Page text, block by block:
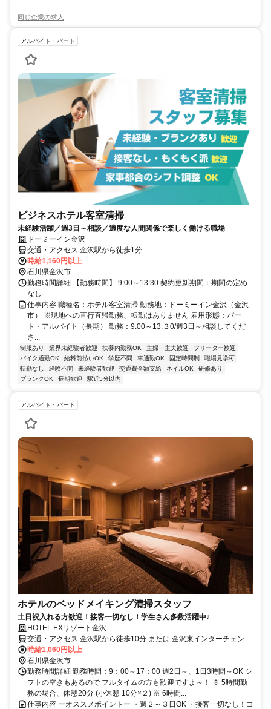
同じ企業の求人
アルバイト・パート
ビジネスホテル客室清掃
未経験活躍／週3日～相談／適度な人間関係で楽しく働ける職場
ドーミーイン金沢
交通・アクセス 金沢駅から徒歩1分
時給1,160円以上
石川県金沢市
勤務時間詳細 【勤務時間】 9:00～13:30 契約更新期間：期間の定め
なし
仕事内容 職種名：ホテル客室清掃 勤務地：ドーミーイン金沢（金沢
市） ※現地への直行直帰勤務、転勤はありません 雇用形態：パー
ト・アルバイト（長期） 勤務：9:00～13:３0/週3日～相談してくだ
さ...
制服あり 業界未経験者歓迎 扶養内勤務OK 主婦・主夫歓迎
フリーター歓迎
バイク通勤OK
給料前払いOK 学歴不問 車通勤OK 固定時間制
職場見学可
転勤なし
経験不問 未経験者歓迎 交通費全額支給 ネイルOK
研修あり
ブランクOK
長期歓迎 駅近5分以内
アルバイト・パート
ホテルのベッドメイキング清掃スタッフ
土日祝入れる方歓迎！接客一切なし！学生さん多数活躍中♪
HOTEL EXリゾート金沢
交通・アクセス 金沢駅から徒歩10分 または 金沢東インターチェンジ
から車で5分
時給1,060円以上
石川県金沢市
勤務時間詳細 勤務時間：9：00～17：00 週2日～、1日3時間～OK シ
フトの空きもあるので フルタイムの方も歓迎ですよ～！ ※ 5時間勤
務の場合、休憩20分 (小休憩 10分×２) ※ 6時間...
仕事内容 ーオススメポイントー ・週２～３日OK ・接客一切なし！コ